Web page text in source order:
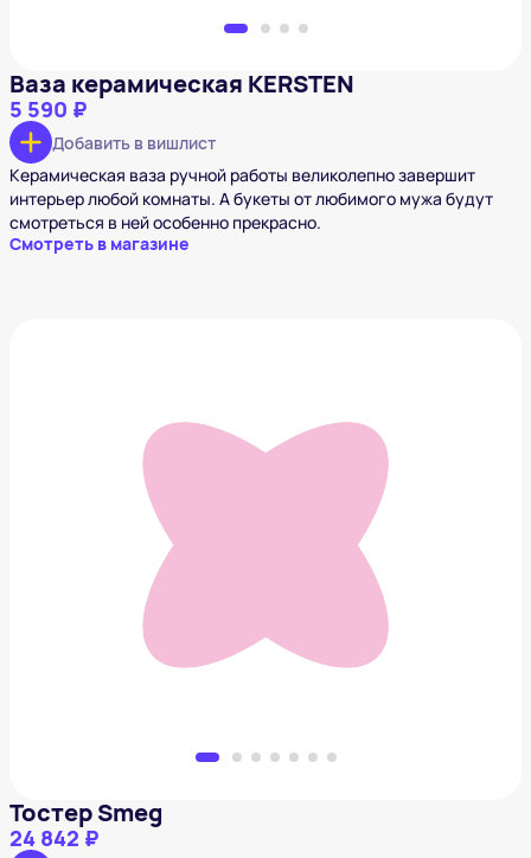
Ваза керамическая KERSTEN
5 590 ₽
Добавить в вишлист
Керамическая ваза ручной работы великолепно завершит
интерьер любой комнаты. А букеты от любимого мужа будут
смотреться в ней особенно прекрасно.
Смотреть в магазине
Тостер Smeg
24 842 ₽